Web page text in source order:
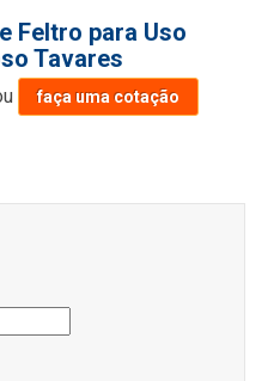
Feltro para Uso
Tavares
faça uma cotação